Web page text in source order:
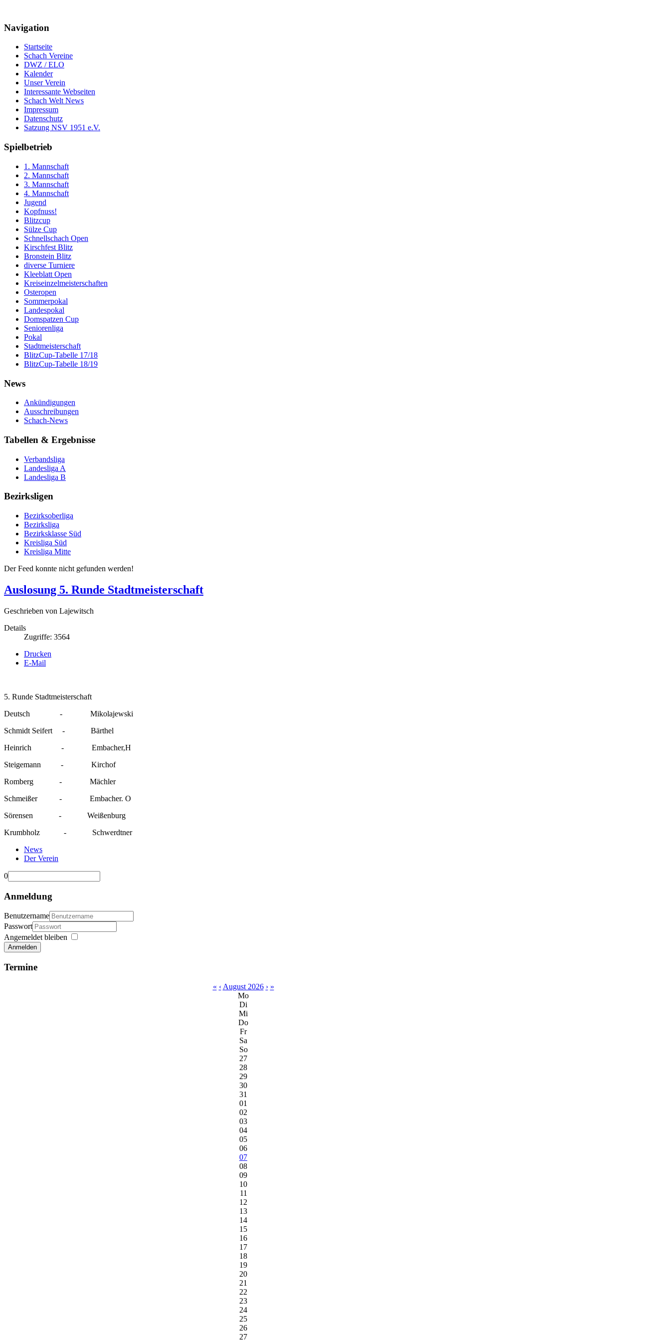
Navigation
Startseite
Schach Vereine
DWZ / ELO
Kalender
Unser Verein
Interessante Webseiten
Schach Welt News
Impressum
Datenschutz
Satzung NSV 1951 e.V.
Spielbetrieb
1. Mannschaft
2. Mannschaft
3. Mannschaft
4. Mannschaft
Jugend
Kopfnuss!
Blitzcup
Sülze Cup
Schnellschach Open
Kirschfest Blitz
Bronstein Blitz
diverse Turniere
Kleeblatt Open
Kreiseinzelmeisterschaften
Osteropen
Sommerpokal
Landespokal
Domspatzen Cup
Seniorenliga
Pokal
Stadtmeisterschaft
BlitzCup-Tabelle 17/18
BlitzCup-Tabelle 18/19
News
Ankündigungen
Ausschreibungen
Schach-News
Tabellen & Ergebnisse
Verbandsliga
Landesliga A
Landesliga B
Bezirksligen
Bezirksoberliga
Bezirksliga
Bezirksklasse Süd
Kreisliga Süd
Kreisliga Mitte
Der Feed konnte nicht gefunden werden!
Auslosung 5. Runde Stadtmeisterschaft
Geschrieben von Lajewitsch
Details
Zugriffe: 3564
Drucken
E-Mail
5. Runde Stadtmeisterschaft
Deutsch
-
Mikolajewski
Schmidt Seifert -
Bärthel
Heinrich
-
Embacher,H
Steigemann
-
Kirchof
Romberg
-
Mächler
Schmeißer
-
Embacher. O
Sörensen
-
Weißenburg
Krumbholz
-
Schwerdtner
News
Der Verein
0
Anmeldung
Benutzername
Passwort
Angemeldet bleiben
Anmelden
Termine
« ‹ August 2026 › »
Mo
Di
Mi
Do
Fr
Sa
So
27
28
29
30
31
01
02
03
04
05
06
07
08
09
10
11
12
13
14
15
16
17
18
19
20
21
22
23
24
25
26
27